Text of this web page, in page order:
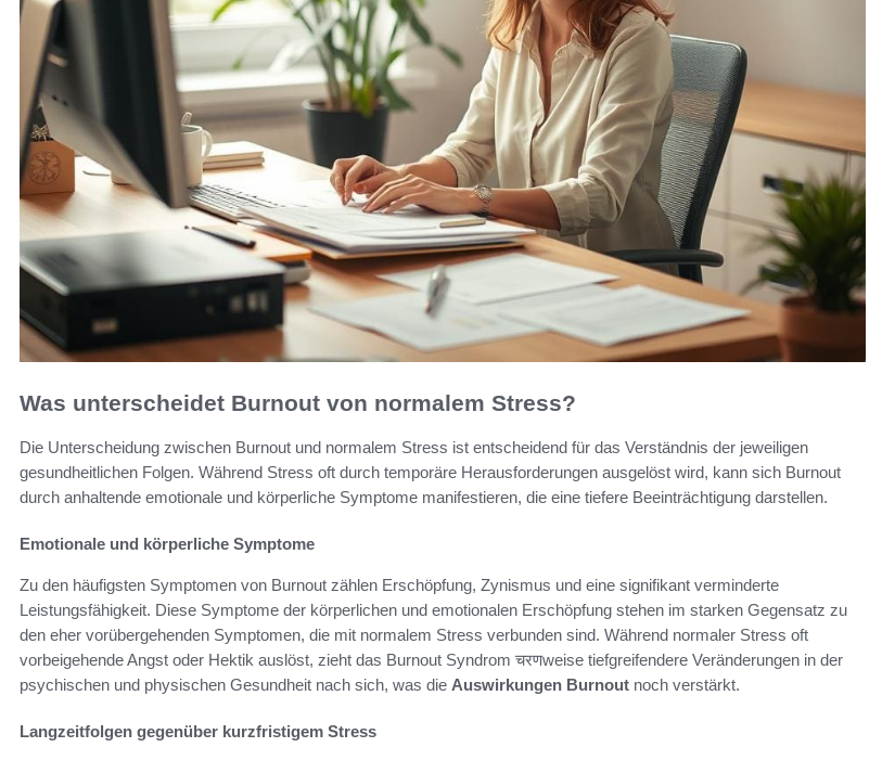
Was unterscheidet Burnout von normalem Stress?
Die Unterscheidung zwischen Burnout und normalem Stress ist entscheidend für das Verständnis der jeweiligen
gesundheitlichen Folgen. Während Stress oft durch temporäre Herausforderungen ausgelöst wird, kann sich Burnout
durch anhaltende emotionale und körperliche Symptome manifestieren, die eine tiefere Beeinträchtigung darstellen.
Emotionale und körperliche Symptome
Zu den häufigsten Symptomen von Burnout zählen Erschöpfung, Zynismus und eine signifikant verminderte
Leistungsfähigkeit. Diese Symptome der körperlichen und emotionalen Erschöpfung stehen im starken Gegensatz zu
den eher vorübergehenden Symptomen, die mit normalem Stress verbunden sind. Während normaler Stress oft
vorbeigehende Angst oder Hektik auslöst, zieht das Burnout Syndrom चरणweise tiefgreifendere Veränderungen in der
psychischen und physischen Gesundheit nach sich, was die Auswirkungen Burnout noch verstärkt.
Langzeitfolgen gegenüber kurzfristigem Stress